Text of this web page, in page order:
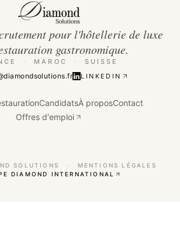
pour l'hôtellerie de luxe
gastronomique.
· MAROC · SUISSE
LINKEDIN
CandidatsÀ proposContact
Offres d'emploi
SOLUTIONS ·
MENTIONS LÉGALES
DIAMOND INTERNATIONAL